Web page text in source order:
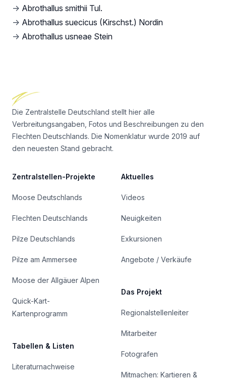
→ Abrothallus smithii Tul.
→ Abrothallus suecicus (Kirschst.) Nordin
→ Abrothallus usneae Stein
Die Zentralstelle Deutschland stellt hier alle
Verbreitungsangaben, Fotos und Beschreibungen zu den
Flechten Deutschlands. Die Nomenklatur wurde 2019 auf
den neuesten Stand gebracht.
Zentralstellen-Projekte
Moose Deutschlands
Flechten Deutschlands
Pilze Deutschlands
Pilze am Ammersee
Moose der Allgäuer Alpen
Quick-Kart-
Kartenprogramm
Tabellen & Listen
Literaturnachweise
Aktuelles
Videos
Neuigkeiten
Exkursionen
Angebote / Verkäufe
Das Projekt
Regionalstellenleiter
Mitarbeiter
Fotografen
Mitmachen: Kartieren &